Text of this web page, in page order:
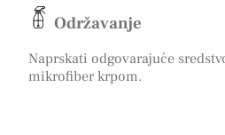
Održavanje
Naprskati odgovarajuće
mikrofiber krpom.